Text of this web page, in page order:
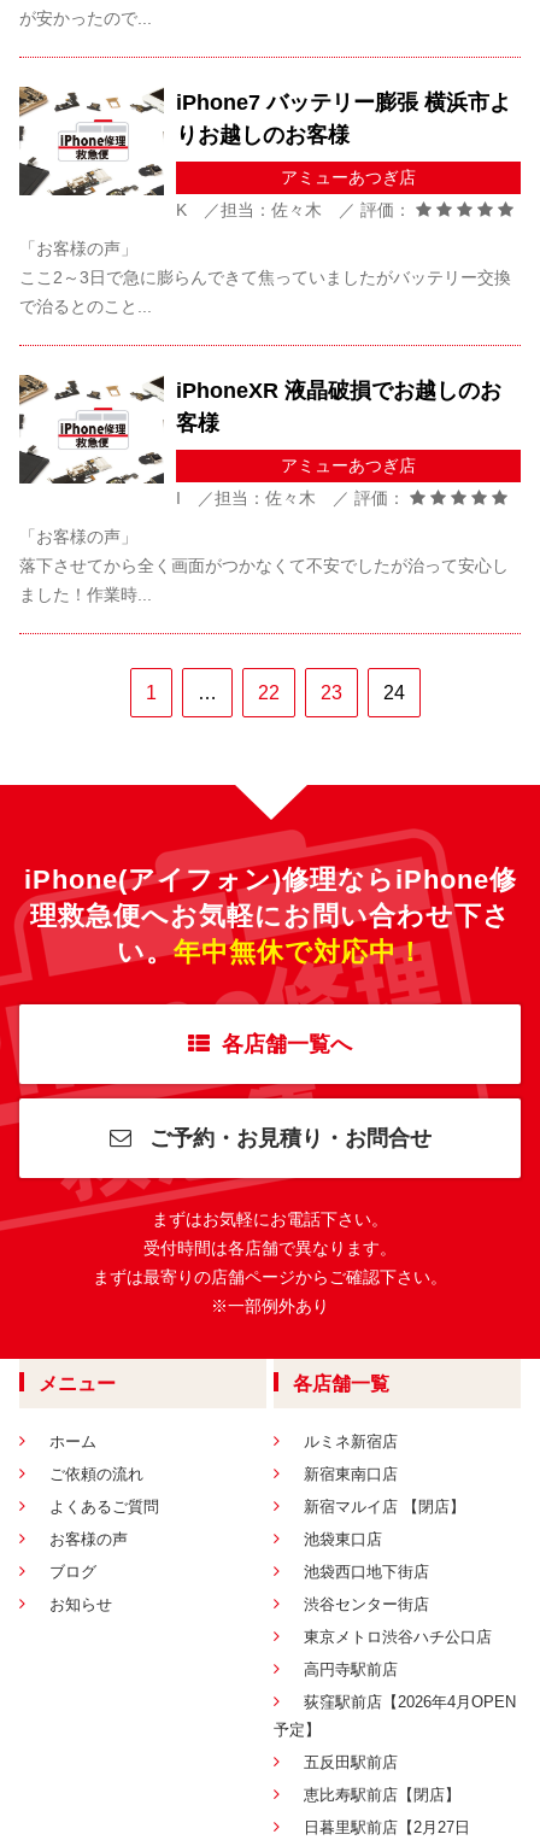
が安かったので...
iPhone7 バッテリー膨張 横浜市よ
りお越しのお客様
アミューあつぎ店
K ／担当：佐々木 ／ 評価：
「お客様の声」
ここ2～3日で急に膨らんできて焦っていましたがバッテリー交換
で治るとのこと...
iPhoneXR 液晶破損でお越しのお
客様
アミューあつぎ店
I ／担当：佐々木 ／ 評価：
「お客様の声」
落下させてから全く画面がつかなくて不安でしたが治って安心し
ました！作業時...
1 … 22 23 24
iPhone(アイフォン)修理ならiPhone修
理救急便へお気軽にお問い合わせ下さ
い。年中無休で対応中！
各店舗一覧へ
ご予約・お見積り・お問合せ
まずはお気軽にお電話下さい。
受付時間は各店舗で異なります。
まずは最寄りの店舗ページからご確認下さい。
※一部例外あり
メニュー
ホーム
ご依頼の流れ
よくあるご質問
お客様の声
ブログ
お知らせ
各店舗一覧
ルミネ新宿店
新宿東南口店
新宿マルイ店 【閉店】
池袋東口店
池袋西口地下街店
渋谷センター街店
東京メトロ渋谷ハチ公口店
高円寺駅前店
荻窪駅前店【2026年4月OPEN
予定】
五反田駅前店
恵比寿駅前店【閉店】
日暮里駅前店【2月27日